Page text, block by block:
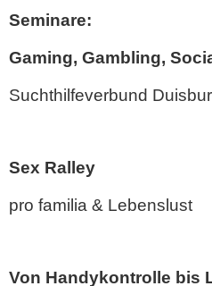
Seminare:
Gaming, Gambling,
Suchthilfeverbund
Sex Ralley
pro familia & Lebenslust
Von Handykontrolle bis